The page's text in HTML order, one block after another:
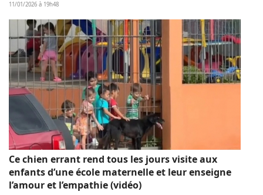
11/01/2026 à 19h48
Ce chien errant rend tous les jours visite aux
enfants d’une école maternelle et leur enseigne
l’amour et l’empathie (vidéo)